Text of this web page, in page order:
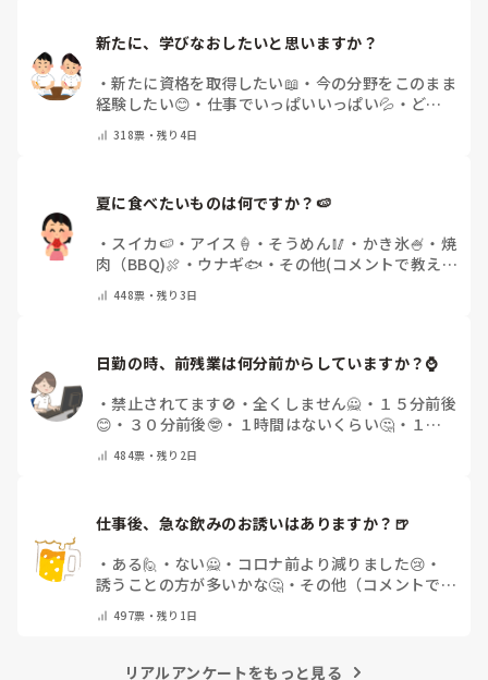
新たに、学びなおしたいと思いますか？
・新たに資格を取得したい📖 ・ 今の分野をこのまま
経験したい😊 ・ 仕事でいっぱいいっぱい💦 ・ どん
教えてください）
318票・残り4日
夏に食べたいものは何ですか？🍉
・ スイカ🍉 ・ アイス🍦 ・ そうめん🥢 ・ かき氷🍧 ・ 焼
肉（BBQ)🍖 ・ ウナギ🐟 ・ その他(コメントで教え
448票・残り3日
日勤の時、前残業は何分前からしていますか？⌚
・禁止されてます🚫 ・ 全くしません🙅 ・ １５分前後
😊 ・ ３０分前後🤓 ・ １時間はないくらい🤔 ・ １時
484票・残り2日
仕事後、急な飲みのお誘いはありますか？🍺
・ ある🙋 ・ ない🙅 ・ コロナ前より減りました😢 ・
誘うことの方が多いかな🤔 ・ その他（コメントで教
497票・残り1日
リアルアンケートをもっと見る